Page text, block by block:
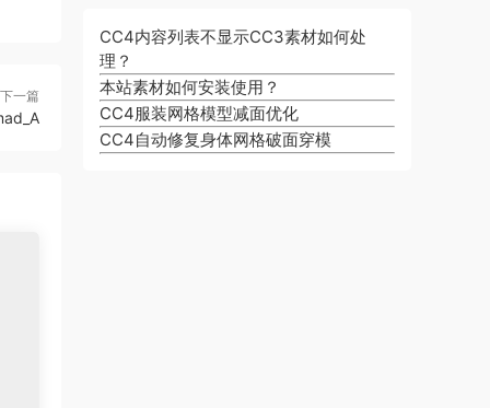
下一篇
CC4内容列表不显示CC3素材如何处
理？
本站素材如何安装使用？
CC4服装网格模型减面优化
CC4自动修复身体网格破面穿模